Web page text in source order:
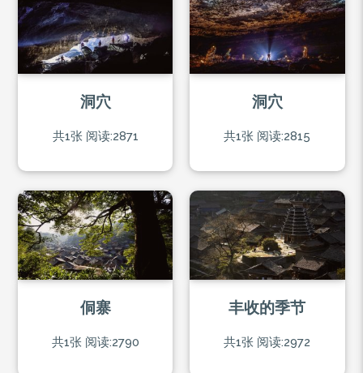
洞穴
共1张 阅读:2871
洞穴
共1张 阅读:2815
侗寨
共1张 阅读:2790
丰收的季节
共1张 阅读:2972